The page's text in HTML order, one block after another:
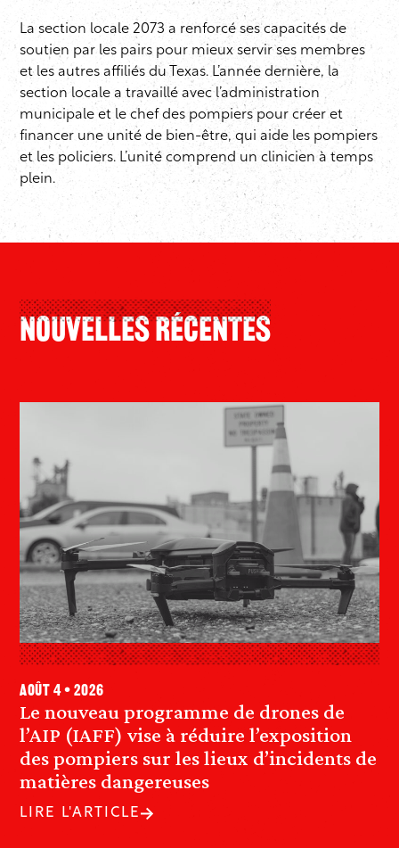
La section locale 2073 a renforcé ses capacités de
soutien par les pairs pour mieux servir ses membres
et les autres affiliés du Texas. L’année dernière, la
section locale a travaillé avec l’administration
municipale et le chef des pompiers pour créer et
financer une unité de bien-être, qui aide les pompiers
et les policiers. L’unité comprend un clinicien à temps
plein.
Nouvelles Récentes
Le nouveau programme de drones de
l’AIP (IAFF) vise à réduire l’exposition
des pompiers sur les lieux d’incidents de
matières dangereuses
août 4 • 2026
LIRE L'ARTICLE